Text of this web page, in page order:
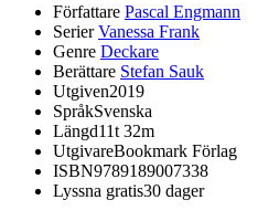
Författare Pascal Engmann
Serier Vanessa Frank
Genre Deckare
Berättare Stefan Sauk
Utgiven2019
SpråkSvenska
Längd11t 32m
UtgivareBookmark Förlag
ISBN9789189007338
Lyssna gratis30 dager